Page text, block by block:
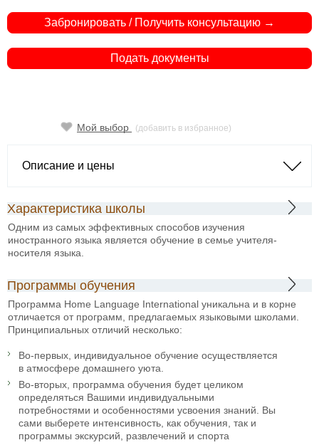
Забронировать / Получить консультацию →
Подать документы
Мой выбор (добавить в избранное)
Описание и цены
Характеристика школы
Одним из самых эффективных способов изучения
иностранного языка является обучение в семье учителя-
носителя языка.
Программы обучения
Программа Home Language International уникальна и в корне
отличается от программ, предлагаемых языковыми школами.
Принципиальных отличий несколько:
Во-первых, индивидуальное обучение осуществляется
в атмосфере домашнего уюта.
Во-вторых, программа обучения будет целиком
определяться Вашими индивидуальными
потребностями и особенностями усвоения знаний. Вы
сами выберете интенсивность, как обучения, так и
программы экскурсий, развлечений и спорта